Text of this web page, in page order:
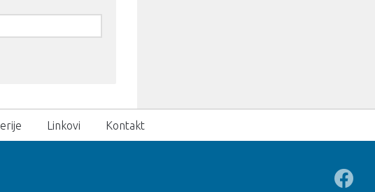
Linkovi Kontakt